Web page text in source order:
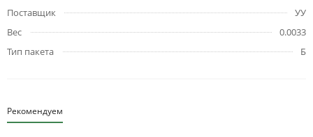
Поставщик
УУ
Вес
0.0033
Тип пакета
Б
Рекомендуем